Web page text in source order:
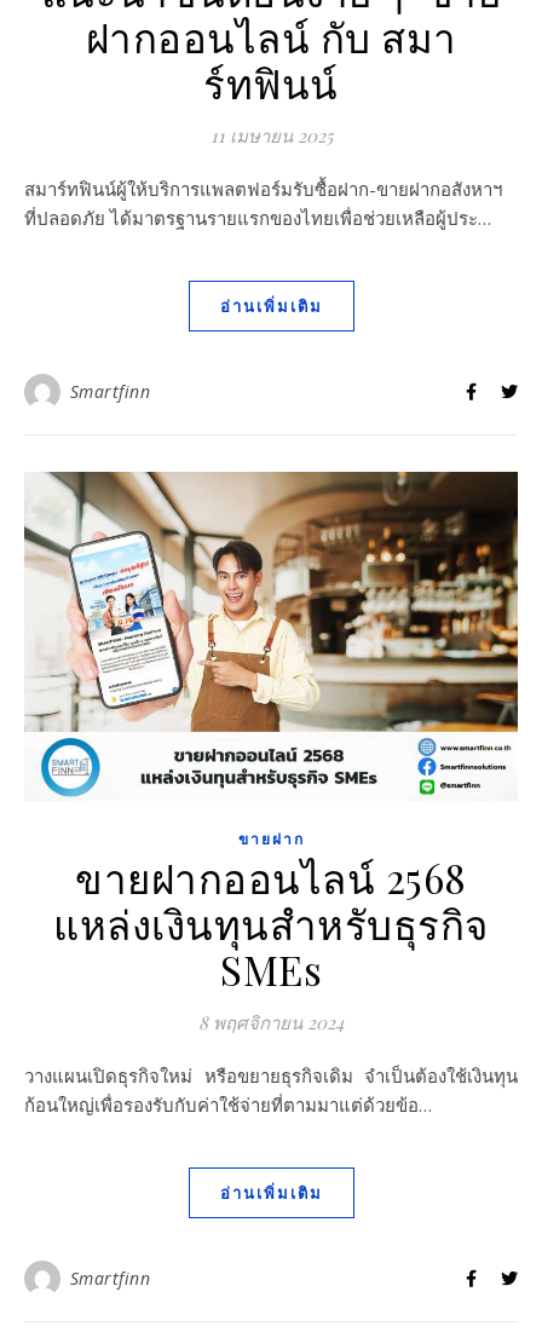
ฝากออนไลน์ กับ สมา
ร์ทฟินน์
11 เมษายน 2025
สมาร์ทฟินน์ผู้ให้บริการแพลตฟอร์มรับซื้อฝาก-ขายฝากอสังหาฯ
ที่ปลอดภัย ได้มาตรฐานรายแรกของไทยเพื่อช่วยเหลือผู้ประ…
อ่านเพิ่มเติม
Smartfinn
ขายฝาก
ขายฝากออนไลน์ 2568
แหล่งเงินทุนสำหรับธุรกิจ
SMEs
8 พฤศจิกายน 2024
วางแผนเปิดธุรกิจใหม่ หรือขยายธุรกิจเดิม จำเป็นต้องใช้เงินทุน
ก้อนใหญ่เพื่อรองรับกับค่าใช้จ่ายที่ตามมาแต่ด้วยข้อ…
อ่านเพิ่มเติม
Smartfinn